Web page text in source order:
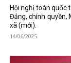
Hội nghị toàn quốc
Đảng, chính quyền,
xã (mới).
14/06/2025